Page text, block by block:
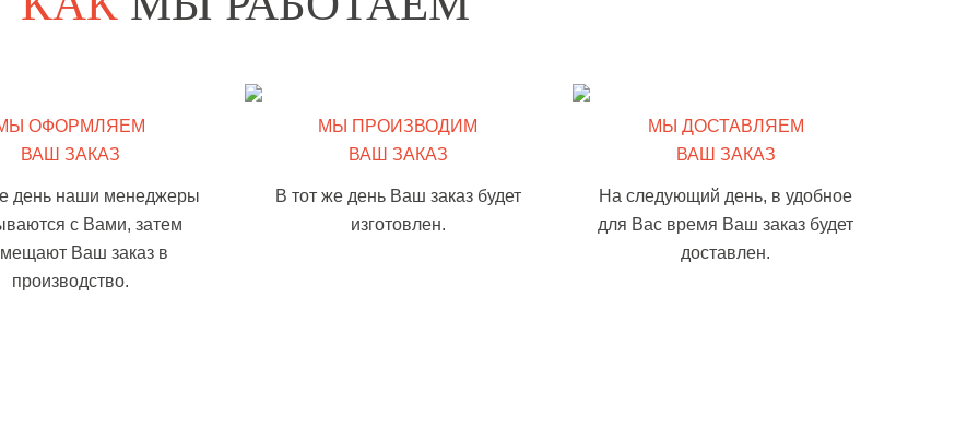
ОФОРМЛЯЕМ
ВАШ ЗАКАЗ
день наши менеджеры
с Вами, затем
Ваш заказ в
производство.
МЫ ПРОИЗВОДИМ
ВАШ ЗАКАЗ
В тот же день Ваш заказ будет
изготовлен.
МЫ ДОСТАВЛЯЕМ
ВАШ ЗАКАЗ
На следующий день, в удобное
для Вас время Ваш заказ будет
доставлен.